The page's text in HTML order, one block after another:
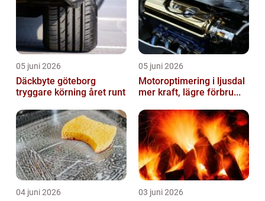
05 juni 2026
Däckbyte göteborg
tryggare körning året runt
05 juni 2026
Motoroptimering i ljusdal
mer kraft, lägre förbru...
04 juni 2026 03 juni 2026